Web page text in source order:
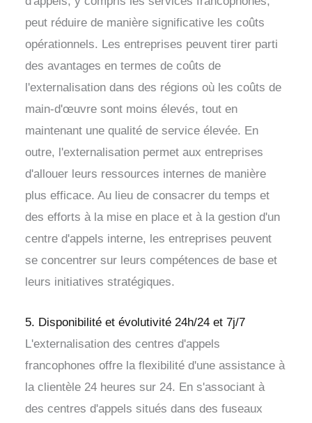
peut réduire de manière significative les coûts
opérationnels. Les entreprises peuvent tirer parti
des avantages en termes de coûts de
l'externalisation dans des régions où les coûts de
main-d'œuvre sont moins élevés, tout en
maintenant une qualité de service élevée. En
outre, l'externalisation permet aux entreprises
d'allouer leurs ressources internes de manière
plus efficace. Au lieu de consacrer du temps et
des efforts à la mise en place et à la gestion d'un
centre d'appels interne, les entreprises peuvent
se concentrer sur leurs compétences de base et
leurs initiatives stratégiques.
5. Disponibilité et évolutivité 24h/24 et 7j/7
L'externalisation des centres d'appels
francophones offre la flexibilité d'une assistance à
la clientèle 24 heures sur 24. En s'associant à
des centres d'appels situés dans des fuseaux